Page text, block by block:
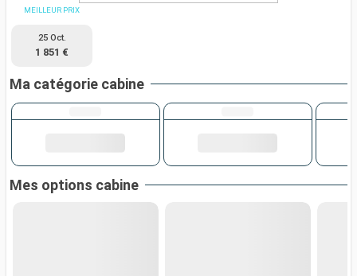
MEILLEUR PRIX
25 Oct.
1 851 €
Ma catégorie cabine
Mes options cabine